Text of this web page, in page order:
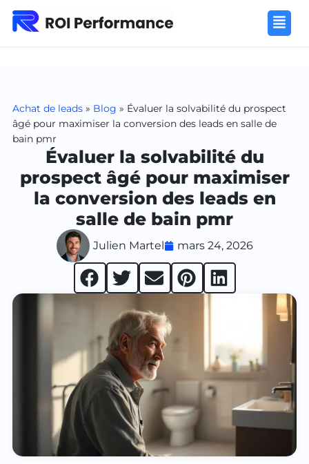
Achat de leads» Blog » Évaluer la solvabilité du prospect
âgé pour maximiser la conversion des leads en salle de
bain pmr
Évaluer la solvabilité du
prospect âgé pour maximiser
la conversion des leads en
salle de bain pmr
Julien Martel mars 24, 2026